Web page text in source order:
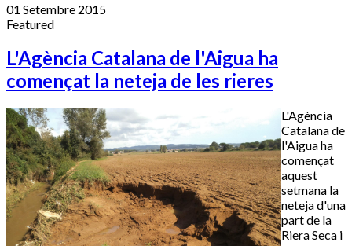
01 Setembre 2015
Featured
L'Agència Catalana de l'Aigua ha
començat la neteja de les rieres
L'Agència
Catalana de
l'Aigua ha
començat
aquest
setmana la
neteja d'una
part de la
Riera Seca i